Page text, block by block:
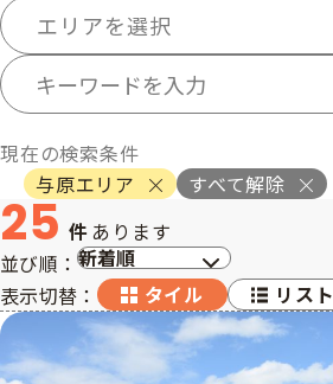
エリアを選択
キーワード検索
現在の検索条件
与原エリア
すべて解除
25 件あります
並び順：
表示切替：
タイル リスト